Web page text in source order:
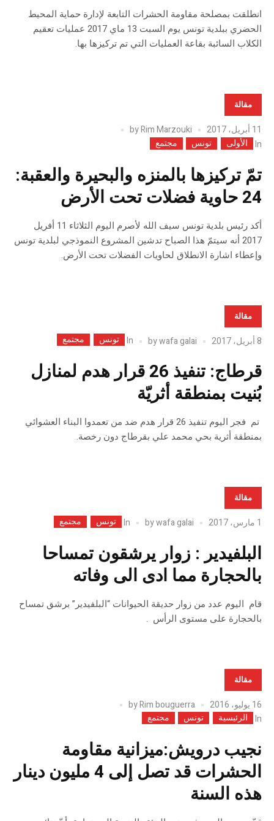
انطلقت بمصلحة مقاومة الحشرات التابعة لإدارة حماية المحيط
الحضري ببلدية تونس يوم السبت 13 ماي 2017 عمليات تعقيم
الكلاب السائبة بقاعة العمليات التي تم تركيزها بها.
مقالة
11 أبريل، 2017 byRim Marzouki
In
الأولى تونس مجتمع
تمّ تركيزها بالمنزه والبحيرة والعقبة:
24 حاوية فضلات تحت الأرض
أكد رئيس بلدية تونس سيف الله لأصرم اليوم الثلاثاء 11 أفريل
2017 أنه سيتمّ هذا الصباح تدشين المشروع النموذجي لبلدية تونس
وإعطاء اشارة الانطلاق لحاويات الفضلات تحت الأرض.
مقالة
8 أبريل، 2017 bywafa galai
In تونس مجتمع
قرطاج: تنفيذ 26 قرار هدم لمنازل
بُنيت بمنطقة أثريّة
تم فجر اليوم تنفيذ 26 قرار هدم ضد من تعمدوا البناء العشوائي
بمنطقة أثرية بحي محمد علي بقرطاج دون رخصة.
مقالة
1 مارس، 2017 bywafa galai
In تونس مجتمع
البلفيدير : زوار يرشقون تمساحا
بالحجارة مما ادى الى وفاته
قام اليوم عدد من زوار حديقة الحيوانات “البلفيدير” برشق تمساح
بالحجارة على مستوى الرأس .
مقالة
16 يوليو، 2016 byRim bouguerra
In
الرئيسية تونس مجتمع
نجيب درويش:ميزانية مقاومة
الحشرات قد تصل إلى 4 مليون دينار
هذه السنة